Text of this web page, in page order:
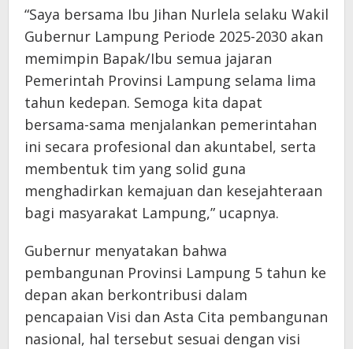
“Saya bersama Ibu Jihan Nurlela selaku Wakil
Gubernur Lampung Periode 2025-2030 akan
memimpin Bapak/Ibu semua jajaran
Pemerintah Provinsi Lampung selama lima
tahun kedepan. Semoga kita dapat
bersama-sama menjalankan pemerintahan
ini secara profesional dan akuntabel, serta
membentuk tim yang solid guna
menghadirkan kemajuan dan kesejahteraan
bagi masyarakat Lampung,” ucapnya.
Gubernur menyatakan bahwa
pembangunan Provinsi Lampung 5 tahun ke
depan akan berkontribusi dalam
pencapaian Visi dan Asta Cita pembangunan
nasional, hal tersebut sesuai dengan visi